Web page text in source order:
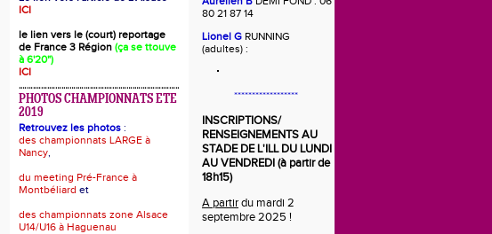
ICI
le lien vers le (court) reportage
de France 3 Région (ça se ttouve
à 6'20")
ICI
PHOTOS CHAMPIONNATS ETE
2019
Retrouvez les photos :
des championnats LARGE à
Nancy,
du meeting Pré-France à
Montbéliard et
des championnats zone Alsace
U14/U16 à Haguenau
80 21 87 14
Lionel G RUNNING
(adultes) :
******************
INSCRIPTIONS/
RENSEIGNEMENTS AU
STADE DE L'ILL DU LUNDI
AU VENDREDI (à partir de
18h15)
A partirdu mardi 2
septembre 2025 !